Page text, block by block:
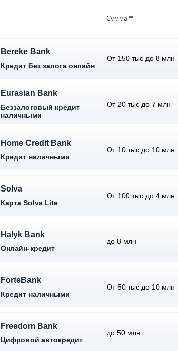
Сумма ₸
Bereke Bank
Кредит без залога онлайн
От 150 тыс до 8 млн
Eurasian Bank
Беззалоговый кредит
наличными
От 20 тыс до 7 млн
Home Credit Bank
Кредит наличными
От 10 тыс до 10 млн
Solva
Карта Solva Lite
От 100 тыс до 4 млн
Halyk Bank
Онлайн-кредит
до 8 млн
ForteBank
Кредит наличными
От 50 тыс до 10 млн
Freedom Bank
Цифровой автокредит
до 50 млн